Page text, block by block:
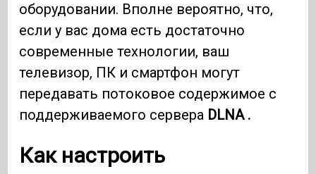
оборудовании. Вполне вероятно, что,
если у вас дома есть достаточно
современные технологии, ваш
телевизор, ПК и смартфон могут
передавать потоковое содержимое с
поддерживаемого сервера DLNA .
Как настроить